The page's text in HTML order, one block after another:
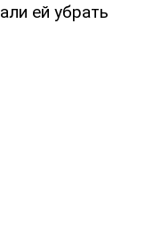
ей убрать